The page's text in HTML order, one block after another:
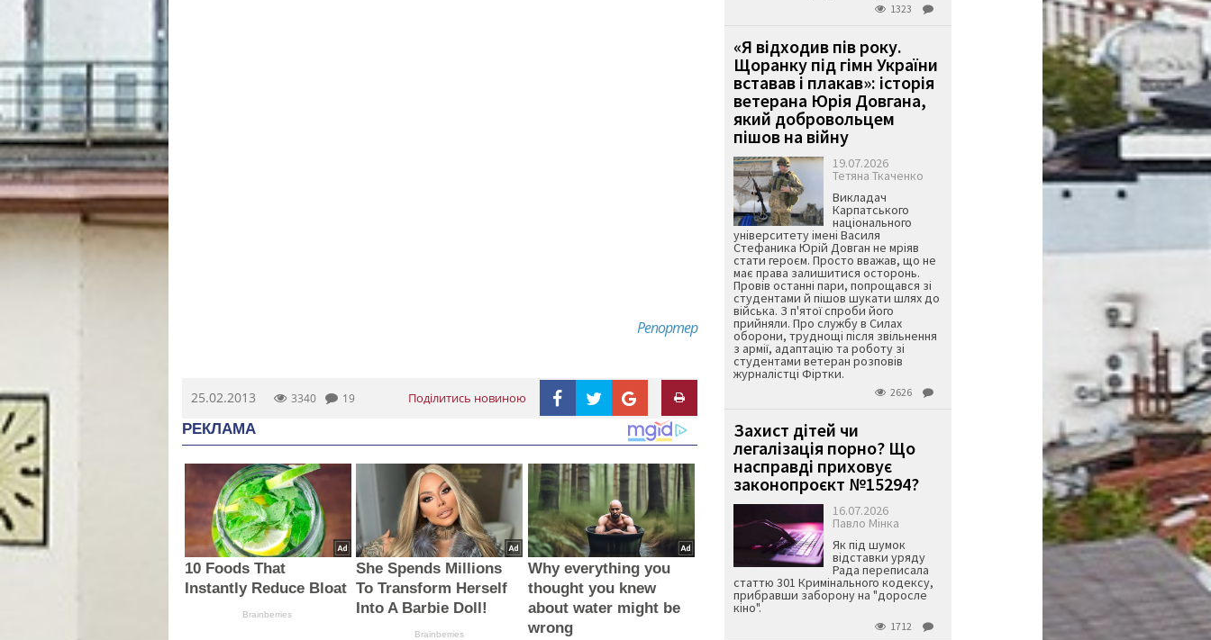
Репортер
25.02.2013 3340 19 Поділитись новиною
РЕКЛАМА
10 Foods That
Instantly Reduce Bloat
Brainberries
She Spends Millions
To Transform Herself
Into A Barbie Doll!
Brainberries
Why everything you
thought you knew
about water might be
wrong
1323
«Я відходив пів року.
Щоранку під гімн України
вставав і плакав»: історія
ветерана Юрія Довгана,
який добровольцем
пішов на війну
19.07.2026
Тетяна Ткаченко
Викладач
Карпатського
національного
університету імені Василя
Стефаника Юрій Довган не мріяв
стати героєм. Просто вважав, що не
має права залишитися осторонь.
Провів останні пари, попрощався зі
студентами й пішов шукати шлях до
війська. З п'ятої спроби його
прийняли. Про службу в Силах
оборони, труднощі після звільнення
з армії, адаптацію та роботу зі
студентами ветеран розповів
журналістці Фіртки.
2626
Захист дітей чи
легалізація порно? Що
насправді приховує
законопроєкт №15294?
16.07.2026
Павло Мінка
Як під шумок
відставки уряду
Рада переписала
статтю 301 Кримінального кодексу,
прибравши заборону на "доросле
кіно".
1712